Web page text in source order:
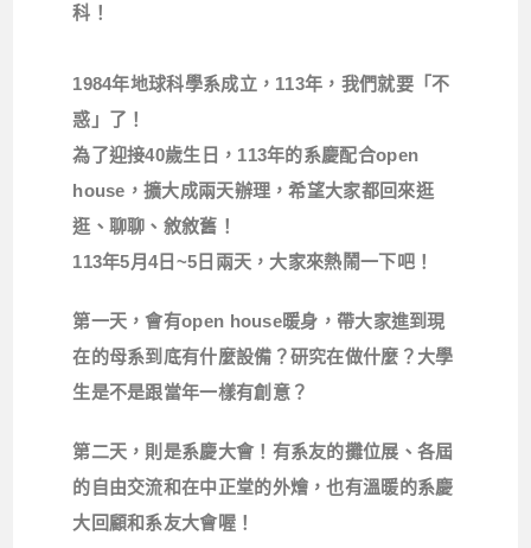
科！
1984年地球科學系成立，113年，我們就要「不
惑」了！
為了迎接40歲生日，113年的系慶配合open
house ，擴大成兩天辦理，希望大家都回來逛
逛、聊聊、敘敘舊！
113年5月4日 ~5 日兩天，大家來熱鬧一下吧！
第一天，會有open house暖身，帶大家進到現
在的母系到底有什麼設備？研究在做什麼？大學
生是不是跟當年一樣有創意？
第二天，則是系慶大會！有系友的攤位展、各屆
的自由交流和在中正堂的外燴，也有溫暖的系慶
大回顧和系友大會喔！